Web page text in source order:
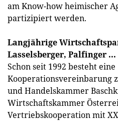
am Know-how heimischer
partizipiert werden.
Langjährige
Lasselsberger, Palfinger ...
Schon seit 1992 besteht eine
Kooperationsvereinbarung
und Handelskammer
Wirtschaftskammer
Vertriebskooperation mit